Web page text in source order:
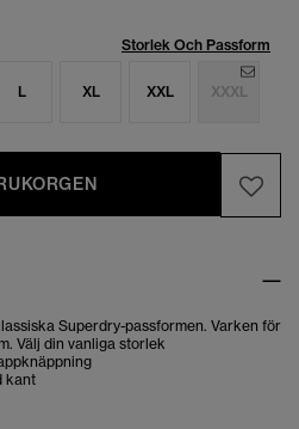
Storlek Och Passform
L XL XXL XXXL
Superdry-passformen. Varken för
Välj din vanliga storlek
kant